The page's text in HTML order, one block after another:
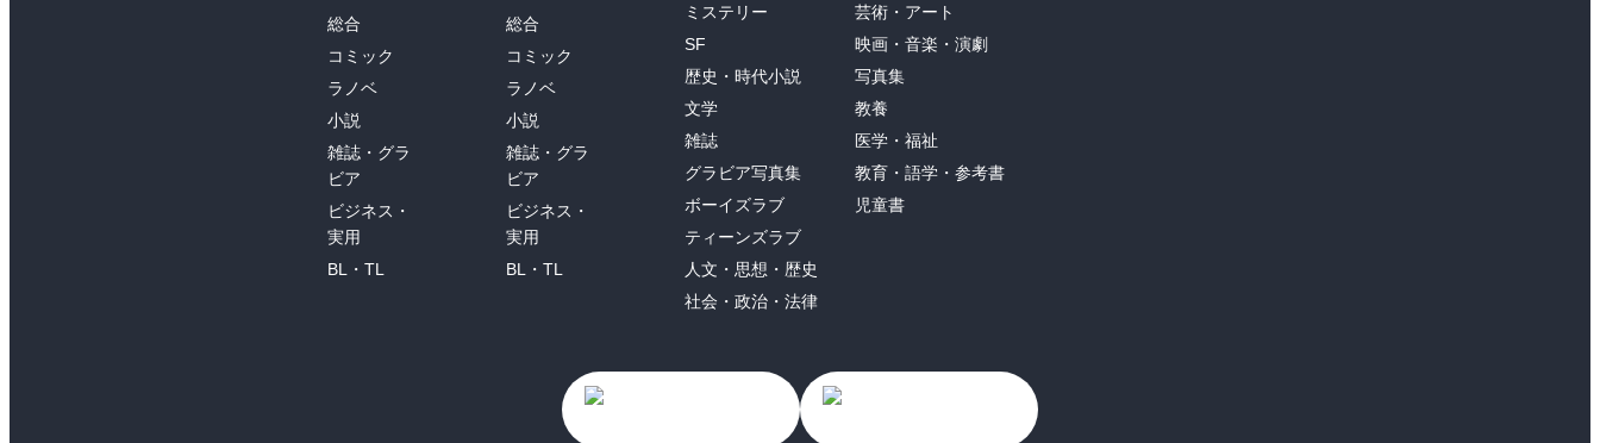
総合
コミック
ラノベ
小説
雑誌・グラ
ビア
ビジネス・
実用
BL・TL
総合
コミック
ラノベ
小説
雑誌・グラ
ビア
ビジネス・
実用
BL・TL
ミステリー
SF
歴史・時代小説
文学
雑誌
グラビア写真集
ボーイズラブ
ティーンズラブ
人文・思想・歴史
社会・政治・法律
芸術・アート
映画・音楽・演劇
写真集
教養
医学・福祉
教育・語学・参考書
児童書